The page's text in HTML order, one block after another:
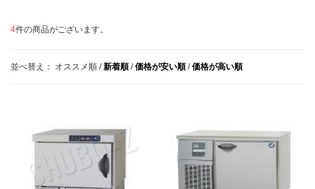
4件の商品がございます。
並べ替え： オススメ順 /新着順 /価格が安い順 /価格が高い順